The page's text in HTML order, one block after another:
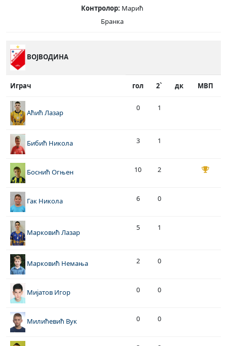
Контролор: Марић
Бранка
ВОЈВОДИНА
Играч гол 2` дк МВП
Аћић Лазар
0 1
Бибић Никола 3 1
Боснић Огњен 10 2
Гак Никола 6 0
Марковић Лазар
5 1
Марковић Немања 2 0
Мијатов Игор 0 0
Милићевић Вук 0 0